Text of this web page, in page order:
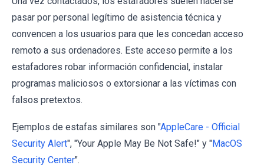
pasar por personal legítimo de asistencia técnica y
convencen a los usuarios para que les concedan acceso
remoto a sus ordenadores. Este acceso permite a los
estafadores robar información confidencial, instalar
programas maliciosos o extorsionar a las víctimas con
falsos pretextos.
Ejemplos de estafas similares son "AppleCare - Official
Security Alert", "Your Apple May Be Not Safe!" y "MacOS
Security Center".